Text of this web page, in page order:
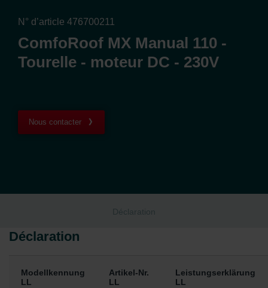
N° d’article 476700211
ComfoRoof MX Manual 110 -
Tourelle - moteur DC - 230V
Nous contacter
Déclaration
Déclaration
Modellkennung
LL
Artikel-Nr.
LL
Leistungserklärung
LL